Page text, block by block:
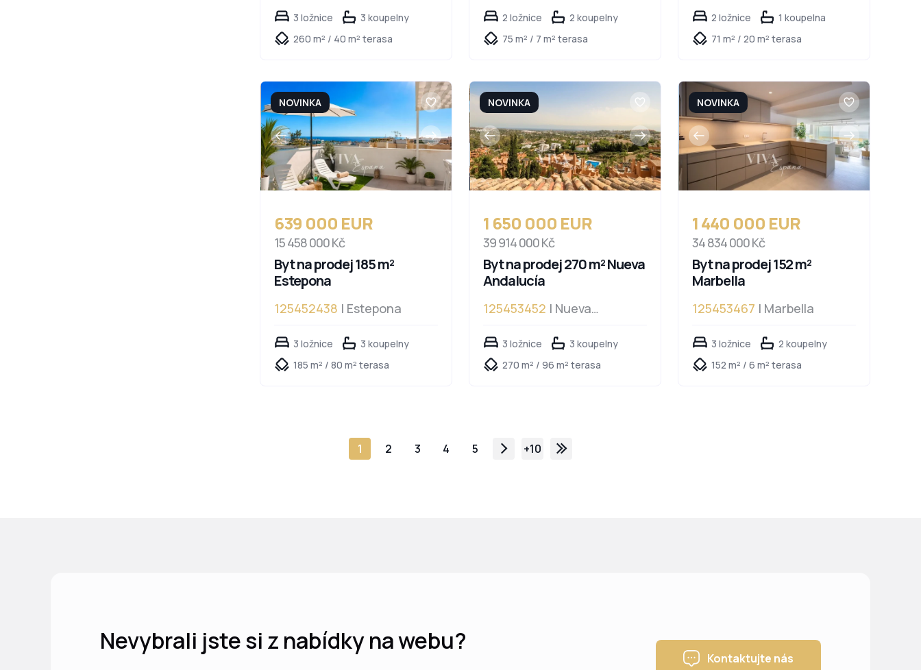
3 ložnice
3 koupelny
260 m² / 40 m² terasa
2 ložnice
2 koupelny
75 m² / 7 m² terasa
2 ložnice
1 koupelna
71 m² / 20 m² terasa
NOVINKA
639 000 EUR
15 458 000 Kč
Byt na prodej 185 m²
Estepona
125452438 | Estepona
3 ložnice
3 koupelny
185 m² / 80 m² terasa
NOVINKA
1 650 000 EUR
39 914 000 Kč
Byt na prodej 270 m² Nueva
Andalucía
125453452 | Nueva
3 ložnice
3 koupelny
270 m² / 96 m² terasa
NOVINKA
1 440 000 EUR
34 834 000 Kč
Byt na prodej 152 m²
Marbella
125453467 | Marbella
3 ložnice
2 koupelny
152 m² / 6 m² terasa
1 2 3 4 5 +10
Nevybrali jste si z nabídky na webu?
Kontaktujte nás